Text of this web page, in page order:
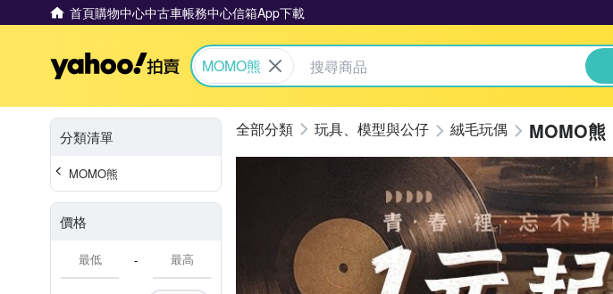
首頁購物中心中古車帳務中心信箱App下載
Yahoo拍賣
MOMO熊
分類清單
MOMO熊
價格
-
玩具、模型與公仔 絨毛玩偶 MOMO熊